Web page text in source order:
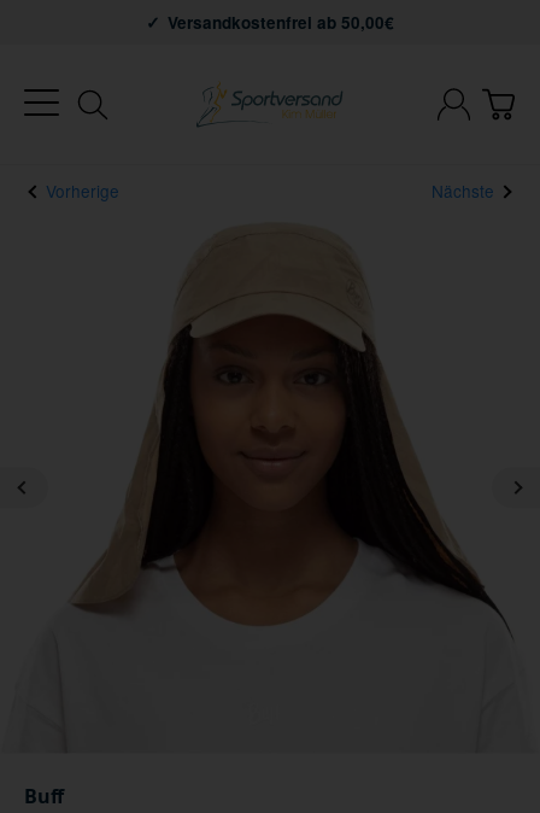
Versandkostenfrei ab 50,00€
Vorherige Nächste
Buff